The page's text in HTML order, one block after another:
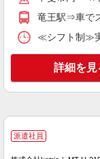
キープ
竜王駅⇒車で
≪シフト制≫
詳細を見
派遣社員